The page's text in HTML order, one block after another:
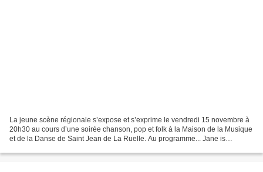
La jeune scène régionale s’expose et s’exprime le vendredi 15 novembre à
20h30 au cours d’une soirée chanson, pop et folk à la Maison de la Musique
et de la Danse de Saint Jean de La Ruelle. Au programme... Jane is